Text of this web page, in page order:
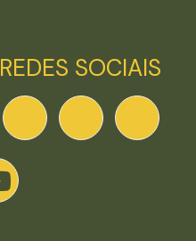
REDES SOCIAIS